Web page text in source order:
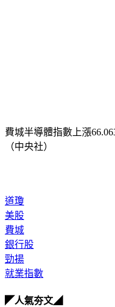
費城半導體指數上漲
（中央社）
道瓊
美股
費城
銀行股
勁揚
就業指數
◤人氣夯文◢